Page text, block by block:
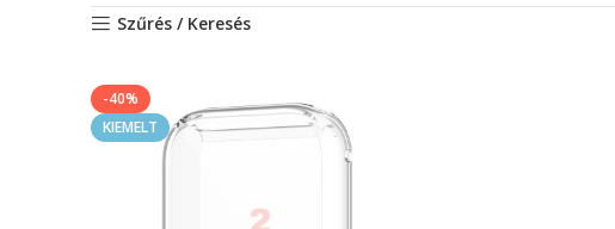
Szűrés / Keresés
-40%
KIEMELT